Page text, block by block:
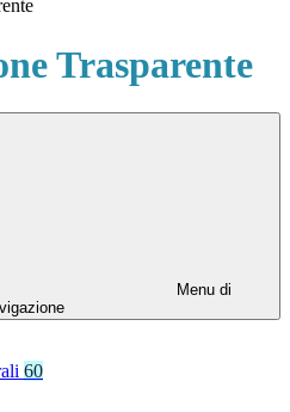
Trasparente
Menu di
60